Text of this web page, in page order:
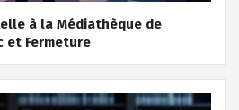
à la Médiathèque de
et Fermeture